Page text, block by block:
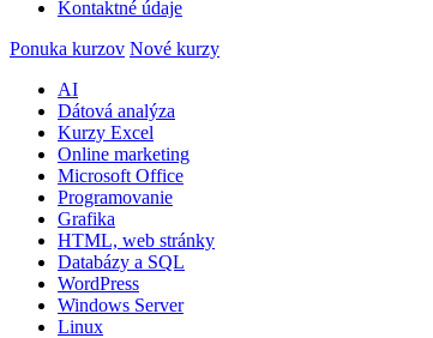
Kontaktné údaje
Ponuka kurzov Nové kurzy
AI
Dátová analýza
Kurzy Excel
Online marketing
Microsoft Office
Programovanie
Grafika
HTML, web stránky
Databázy a SQL
WordPress
Windows Server
Linux